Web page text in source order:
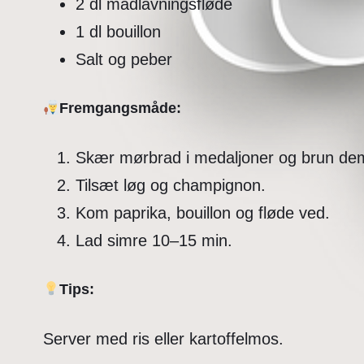
2 dl madlavningsfløde
1 dl bouillon
Salt og peber
Fremgangsmåde:
Skær mørbrad i medaljoner og brun
Tilsæt løg og champignon.
Kom paprika, bouillon og fløde ved.
Lad simre 10–15 min.
Tips:
Server med ris eller kartoffelmos.